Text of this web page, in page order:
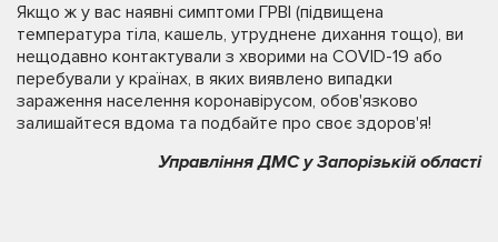
Якщо ж у вас наявні симптоми ГРВІ (підвищена
температура тіла, кашель, утруднене дихання тощо), ви
нещодавно контактували з хворими на COVID-19 або
перебували у країнах, в яких виявлено випадки
зараження населення коронавірусом, обов'язково
залишайтеся вдома та подбайте про своє здоров'я!
Управління ДМС у Запорізькій області